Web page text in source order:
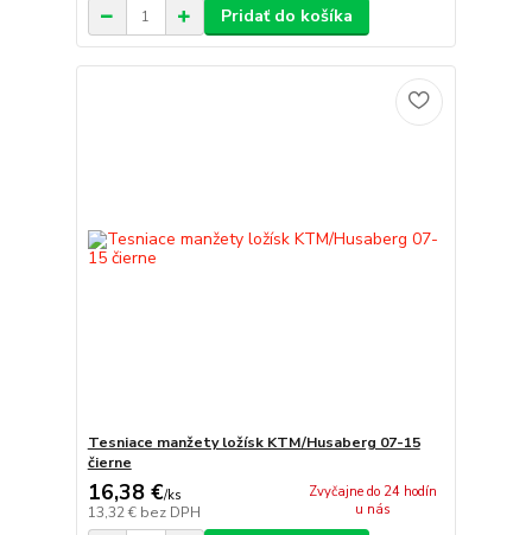
Pridať do košíka
Tesniace manžety ložísk KTM/Husaberg 07-15
čierne
16,38 €/ks
13,32 € bez DPH
Zvyčajne do 24 hodín
u nás